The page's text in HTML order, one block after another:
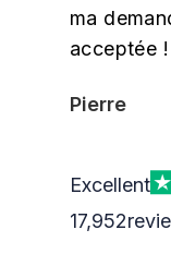
ma
acceptée !
Pierre
Excellent
17,952